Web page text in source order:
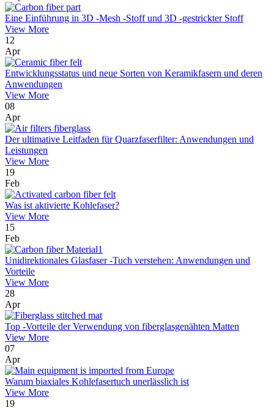
Eine Einführung in 3D -Mesh -Stoff und 3D -gestrickter Stoff
View More
12
Apr
Entwicklungsstatus und neue Sorten von Keramikfasern und deren
Anwendungen
View More
08
Apr
Der ultimative Leitfaden für Quarzfaserfilter: Anwendungen und
Leistungen
View More
19
Feb
Was ist aktivierte Kohlefaser?
View More
15
Feb
Unidirektionales Glasfaser -Tuch verstehen: Anwendungen und
Vorteile
View More
28
Apr
Top -Vorteile der Verwendung von fiberglasgenähten Matten
View More
07
Apr
Warum biaxiales Kohlefasertuch unerlässlich ist
View More
19